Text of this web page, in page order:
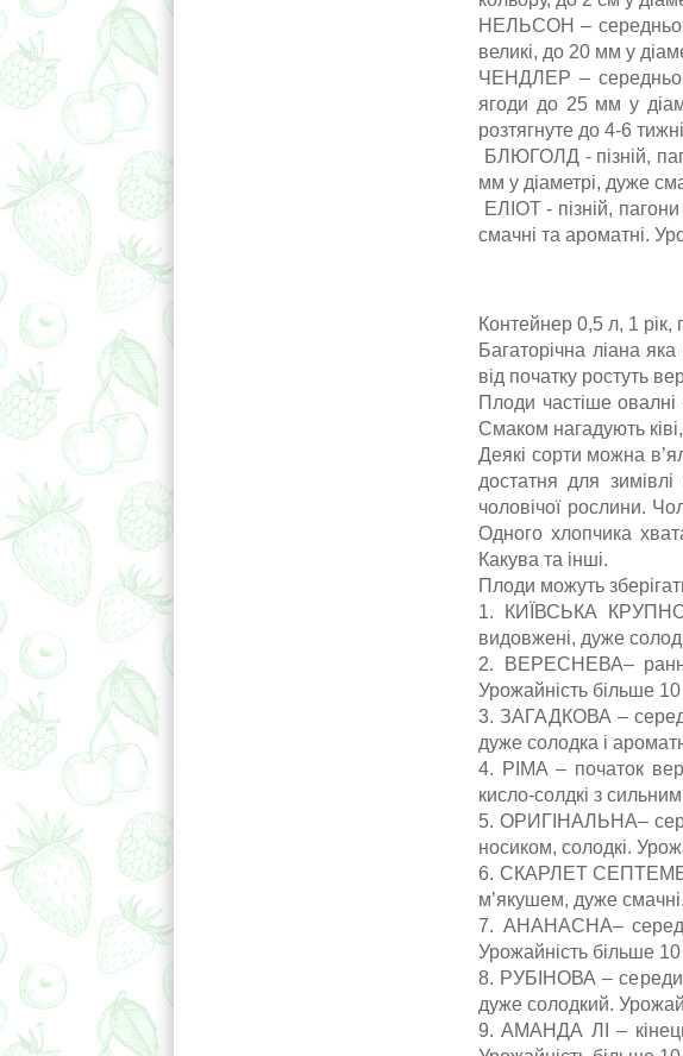
НЕЛЬСОН –
великі, до 20 мм у
ЧЕНДЛЕР – середньо-
ягоди до 25 мм у
розтягнуте до 4-6
БЛЮГОЛД - пізній,
мм у діаметрі, дуже
ЕЛІОТ - пізній,
смачні та ароматні.
Контейнер 0,5 л, 1 рік,
Багаторічна ліана
від початку ростуть
Плоди частіше
Смаком нагадують
Деякі сорти можна
достатня для
чоловічої рослини.
Одного хлопчика
Какува та інші.
Плоди можуть
1. КИЇВСЬКА
видовжені, дуже
2. ВЕРЕСНЕВА–
Урожайність більше
3. ЗАГАДКОВА –
дуже солодка і
4. РІМА – початок
кисло-солдкі з
5. ОРИГІНАЛЬНА–
носиком, солодкі.
6. СКАРЛЕТ
м’якушем, дуже
7. АНАНАСНА–
Урожайність більше
8. РУБІНОВА –
дуже солодкий.
9. АМАНДА ЛІ –